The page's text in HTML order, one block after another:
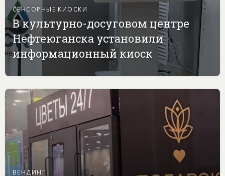
СЕНСОРНЫЕ КИОСКИ
В культурно-досуговом центре
Нефтеюганска установили
информационный киоск
ВЕНДИНГ